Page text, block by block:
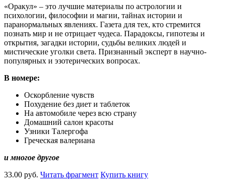
«Оракул» – это лучшие материалы по астрологии и
психологии, философии и магии, тайнах истории и
паранормальных явлениях. Газета для тех, кто стремится
познать мир и не отрицает чудеса. Парадоксы, гипотезы и
открытия, загадки истории, судьбы великих людей и
мистические уголки света. Признанный эксперт в научно-
популярных и эзотерических вопросах.
В номере:
Оскорбление чувств
Похудение без диет и таблеток
На автомобиле через всю страну
Домашний салон красоты
Узники Талергофа
Греческая валериана
и многое другое
33.00 руб. Читать фрагмент Купить книгу